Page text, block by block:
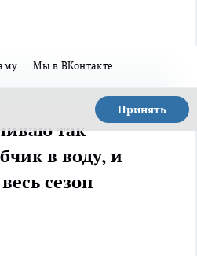
Мы в ВКонтакте
Принять
так
в воду, и
сезон